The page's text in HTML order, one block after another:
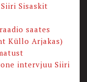
Sisaskit
saates
Küllo Arjakas)
intervjuu Siiri